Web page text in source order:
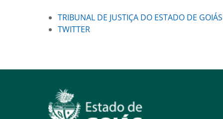
TRIBUNAL DE JUSTIÇA DO ESTADO DE GOIÁS
TWITTER